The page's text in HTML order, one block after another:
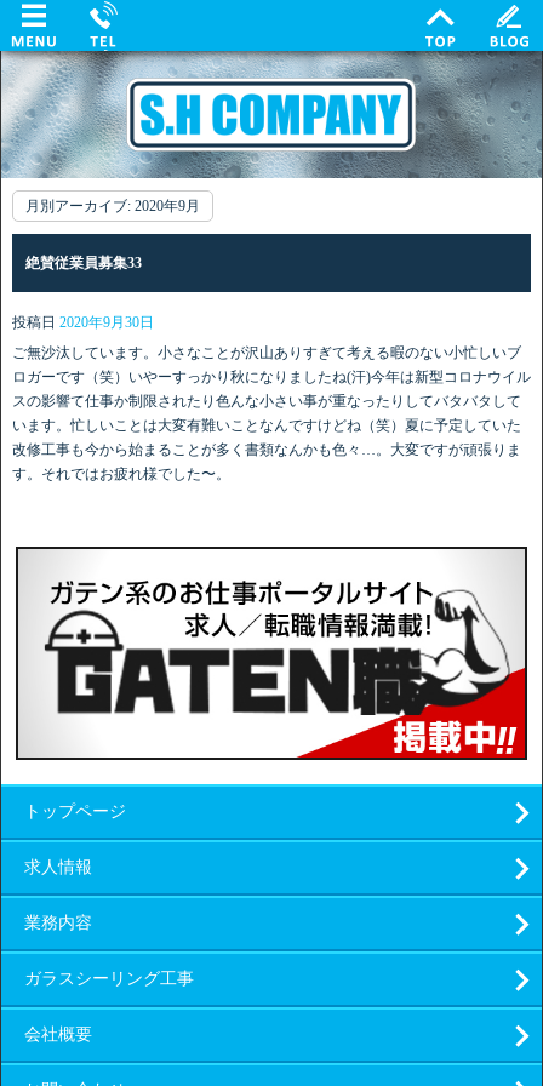
月別アーカイブ: 2020年9月
絶賛従業員募集33
投稿日 2020年9月30日
ご無沙汰しています。小さなことが沢山ありすぎて考える暇のない小忙しいブ
ロガーです（笑）いやーすっかり秋になりましたね(汗)今年は新型コロナウイル
スの影響て仕事か制限されたり色んな小さい事が重なったりしてバタバタして
います。忙しいことは大変有難いことなんですけどね（笑）夏に予定していた
改修工事も今から始まることが多く書類なんかも色々…。大変ですが頑張りま
す。それではお疲れ様でした〜。
トップページ
求人情報
業務内容
ガラスシーリング工事
会社概要